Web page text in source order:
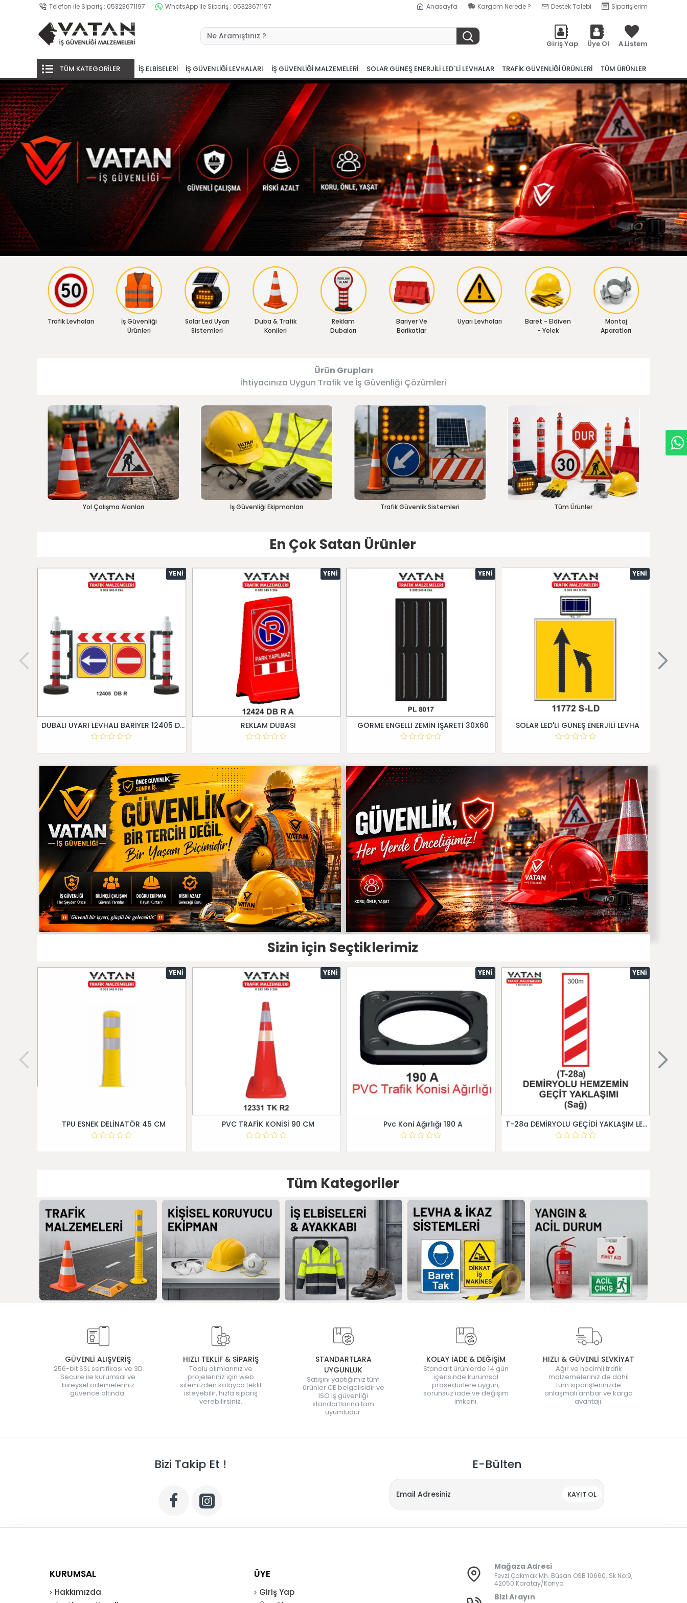
Telefon ile Sipariş : 05323671197 WhatsApp ile Sipariş : 05323671197 Anasayfa Kargom Nerede ? Destek Talebi Siparişlerim
Giriş Yap Üye Ol A.Listem
TÜM KATEGORİLER İŞ ELBİSELERİ İŞ GÜVENLİĞİ LEVHALARI İŞ GÜVENLİĞİ MALZEMELERİ SOLAR GÜNEŞ ENERJİLİ LED´Lİ LEVHALAR TRAFİK GÜVENLİĞİ ÜRÜNLERİ TÜM ÜRÜNLER
Trafik Levhaları
İş Güvenliği
Ürünleri
Solar Led Uyarı
Sistemleri
Duba & Trafik
Konileri
Reklam
Dubaları
Bariyer Ve
Barikatlar
Uyarı Levhaları
Baret - Eldiven
- Yelek
Montaj
Aparatları
Ürün Grupları
İhtiyacınıza Uygun Trafik ve İş Güvenliği Çözümleri
Yol Çalışma Alanları İş Güvenliği Ekipmanları Trafik Güvenlik Sistemleri Tüm Ürünler
En Çok Satan Ürünler
YENI
DUBALI UYARI LEVHALI BARİYER 12405 DB R
YENI
REKLAM DUBASI
YENI
GÖRME ENGELLİ ZEMİN İŞARETİ 30X60
YENI
SOLAR LED'Lİ GÜNEŞ ENERJİLİ LEVHA
Sizin için Seçtiklerimiz
YENI
TPU ESNEK DELİNATÖR 45 CM
YENI
PVC TRAFİK KONİSİ 90 CM
YENI
Pvc Koni Ağırlığı 190 A
YENI
T-28a DEMİRYOLU GEÇİDİ YAKLAŞIM LEVHALARI (Sağ)
Tüm Kategoriler
GÜVENLİ ALIŞVERİŞ
256-bit SSL sertifikası ve 3D
Secure ile kurumsal ve
bireysel ödemeleriniz
güvence altında.
HIZLI TEKLİF & SİPARİŞ
Toplu alımlarınız ve
projeleriniz için web
sitemizden kolayca teklif
isteyebilir, hızla sipariş
verebilirsiniz.
STANDARTLARA
UYGUNLUK
Satışını yaptığımız tüm
ürünler CE belgelisidir ve
ISO iş güvenliği
standartlarına tam
uyumludur.
KOLAY İADE & DEĞİŞİM
Standart ürünlerde 14 gün
içerisinde kurumsal
prosedürlere uygun,
sorunsuz iade ve değişim
imkanı.
HIZLI & GÜVENLİ SEVKİYAT
Ağır ve hacimli trafik
malzemeleriniz de dahil
tüm siparişlerinizde
anlaşmalı ambar ve kargo
avantajı.
Bizi Takip Et ! E-Bülten
KAYIT OL
KURUMSAL
Hakkımızda
ÜYE
Giriş Yap
Mağaza Adresi
Fevzi Çakmak Mh. Büsan OSB 10660. Sk No:9,
42050 Karatay/Konya
Bizi Arayın